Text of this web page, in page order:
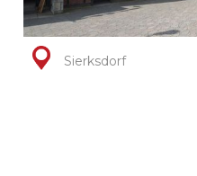
Sierksdorf